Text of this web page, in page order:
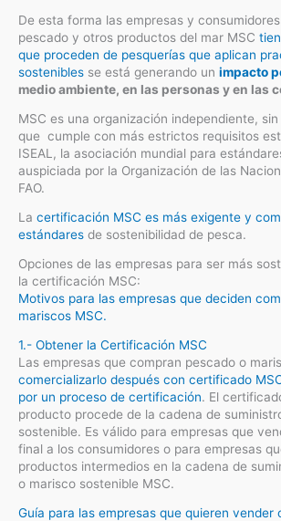
De esta forma las empresas y
pescado y otros productos del mar MSC
que proceden de pesquerías que aplican
sostenibles se está generando un impacto
medio ambiente, en las personas y en las
MSC es una organización independiente,
que cumple con más estrictos requisitos
ISEAL, la asociación mundial para
auspiciada por la Organización de las
FAO.
La certificación MSC es más exigente y
estándares de sostenibilidad de pesca.
Opciones de las empresas para ser más
la certificación MSC:
Motivos para las empresas que deciden
mariscos MSC.
1.- Obtener la Certificación MSC
Las empresas que compran pescado o
comercializarlo después con certificado
por un proceso de certificación. El
producto procede de la cadena de
sostenible. Es válido para empresas que
final a los consumidores o para empresas
productos intermedios en la cadena de
o marisco sostenible MSC.
Guía para las empresas que quieren vender